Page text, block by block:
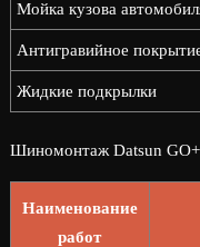
Мойка кузова
Антигравийное
Жидкие подкрылки
Шиномонтаж Datsun GO+
Наименование
работ